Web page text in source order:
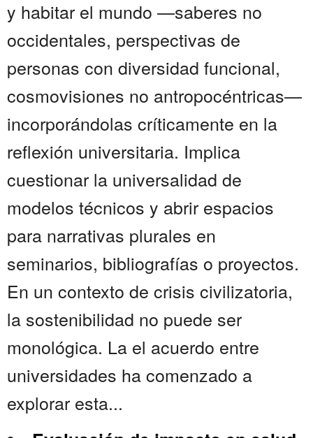
y habitar el mundo —saberes no
occidentales, perspectivas de
personas con diversidad funcional,
cosmovisiones no antropocéntricas—
incorporándolas críticamente en la
reflexión universitaria. Implica
cuestionar la universalidad de
modelos técnicos y abrir espacios
para narrativas plurales en
seminarios, bibliografías o proyectos.
En un contexto de crisis civilizatoria,
la sostenibilidad no puede ser
monológica. La el acuerdo entre
universidades ha comenzado a
explorar esta...